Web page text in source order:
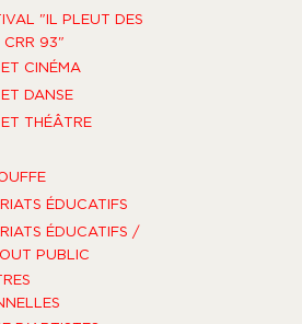
"IL PLEUT DES
CRR 93"
CINÉMA
DANSE
THÉÂTRE
ÉDUCATIFS
ÉDUCATIFS /
PUBLIC